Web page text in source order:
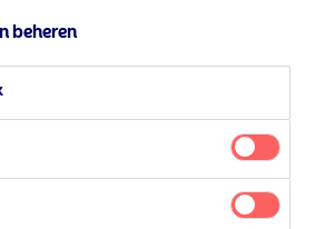
belegger
Toegankelijkheid
beheren